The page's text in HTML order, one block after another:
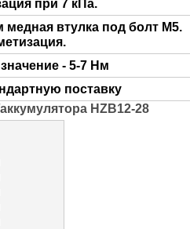
при 7 кПa.
медная втулка под болт M5.
- 5-7 Нм
поставку
HZB12-28